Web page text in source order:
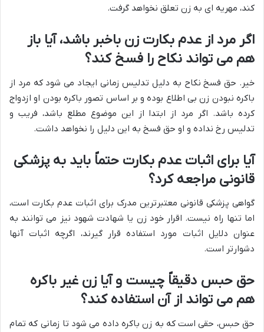
کند، مهریه ای به زن تعلق نخواهد گرفت.
اگر مرد از عدم بکارت زن باخبر باشد، آیا باز
هم می تواند نکاح را فسخ کند؟
خیر. حق فسخ نکاح به دلیل تدلیس زمانی ایجاد می شود که مرد از
باکره نبودن زن بی اطلاع بوده و بر اساس تصور باکره بودن او ازدواج
کرده باشد. اگر مرد از ابتدا از این موضوع مطلع باشد، فریب و
تدلیس رخ نداده و او حق فسخ به این دلیل را نخواهد داشت.
آیا برای اثبات عدم بکارت حتماً باید به پزشکی
قانونی مراجعه کرد؟
گواهی پزشکی قانونی معتبرترین مدرک برای اثبات عدم بکارت است،
اما تنها راه نیست. اقرار خود زن یا شهادت شهود نیز می توانند به
عنوان دلایل اثبات مورد استفاده قرار گیرند، اگرچه اثبات آنها
دشوارتر است.
حق حبس دقیقاً چیست و آیا زن غیر باکره
هم می تواند از آن استفاده کند؟
حق حبس، حقی است که به زن باکره داده می شود تا زمانی که تمام